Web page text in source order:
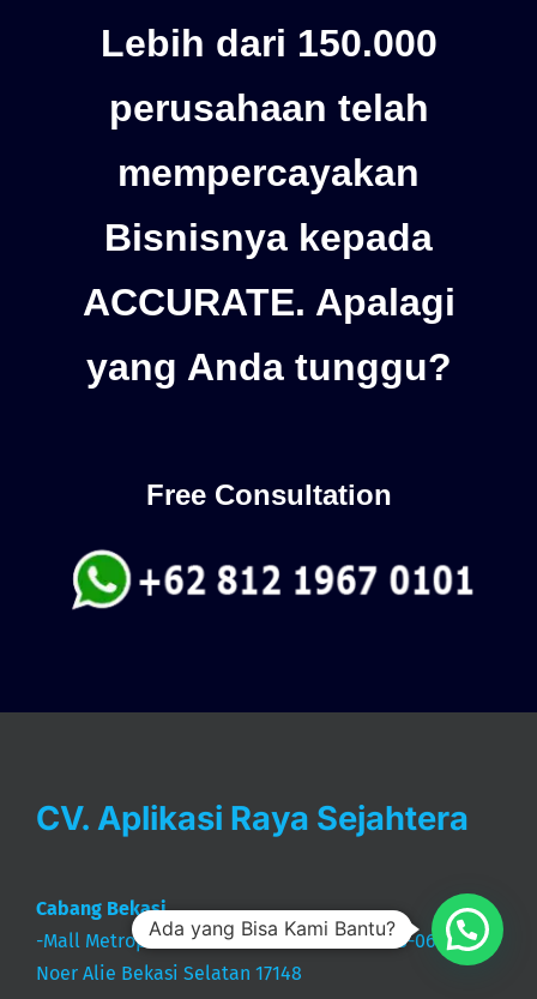
Lebih dari 150.000
perusahaan telah
mempercayakan
Bisnisnya kepada
ACCURATE. Apalagi
yang Anda tunggu?
Free Consultation
CV. Aplikasi Raya Sejahtera
Cabang Bekasi
-Mall Metropolitan Bekasi Lt. Basement BS-06 Jl. K.H.
Noer Alie Bekasi Selatan 17148
Ada yang Bisa Kami Bantu?